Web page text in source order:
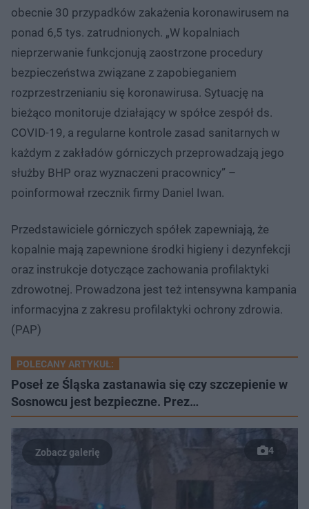
obecnie 30 przypadków zakażenia koronawirusem na
ponad 6,5 tys. zatrudnionych. „W kopalniach
nieprzerwanie funkcjonują zaostrzone procedury
bezpieczeństwa związane z zapobieganiem
rozprzestrzenianiu się koronawirusa. Sytuację na
bieżąco monitoruje działający w spółce zespół ds.
COVID-19, a regularne kontrole zasad sanitarnych w
każdym z zakładów górniczych przeprowadzają jego
służby BHP oraz wyznaczeni pracownicy” –
poinformował rzecznik firmy Daniel Iwan.
Przedstawiciele górniczych spółek zapewniają, że
kopalnie mają zapewnione środki higieny i dezynfekcji
oraz instrukcje dotyczące zachowania profilaktyki
zdrowotnej. Prowadzona jest też intensywna kampania
informacyjna z zakresu profilaktyki ochrony zdrowia.
(PAP)
POLECANY ARTYKUŁ:
Poseł ze Śląska zastanawia się czy szczepienie w
Sosnowcu jest bezpieczne. Prez…
4